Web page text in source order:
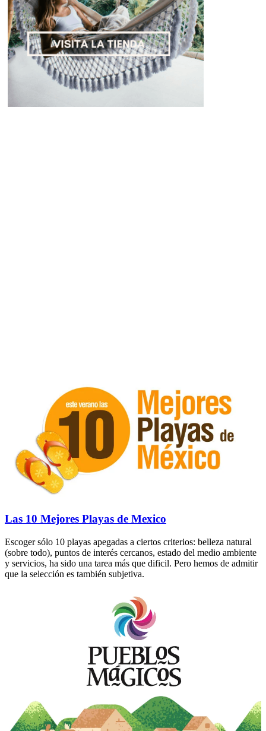
Las 10 Mejores Playas de Mexico
Escoger sólo 10 playas apegadas a ciertos criterios: belleza natural
(sobre todo), puntos de interés cercanos, estado del medio ambiente
y servicios, ha sido una tarea más que dificil. Pero hemos de admitir
que la selección es también subjetiva.